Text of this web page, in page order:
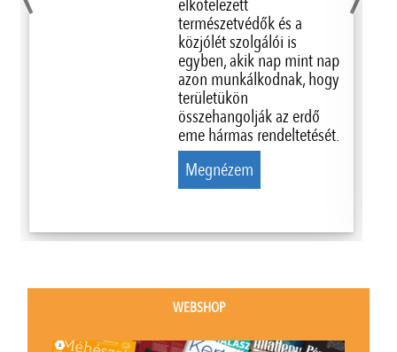
természetvédők és a
közjólét szolgálói is
egyben, akik nap mint nap
azon munkálkodnak, hogy
területükön
összehangolják az erdő
eme hármas rendeltetését.
Megnézem
WEBSHOP